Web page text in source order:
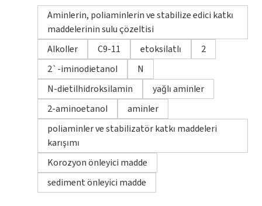
Aminlerin, poliaminlerin ve stabilize edici katkı
maddelerinin sulu çözeltisi
Alkoller
C9-11 etoksilatlı
2
2`-iminodietanol
N
N-dietilhidroksilamin
yağlı aminler
2-aminoetanol
aminler
poliaminler ve stabilizatör katkı maddeleri
karışımı
Korozyon önleyici madde
sediment önleyici madde